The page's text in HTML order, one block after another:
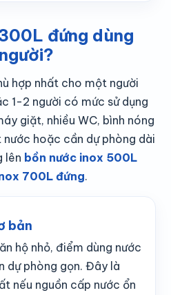
đứng dùng
hợp nhất cho một người
1-2 người có mức sử dụng
giặt, nhiều WC, bình nóng
nước hoặc cần dự phòng dài
lên bồn nước inox 500L
700L đứng.
bản
hộ nhỏ, điểm dùng nước
dự phòng gọn. Đây là
nếu nguồn cấp nước ổn